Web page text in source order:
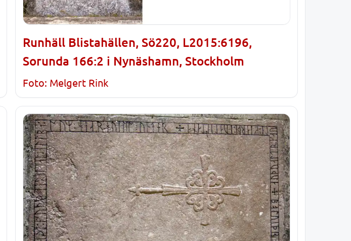
Runhäll Blistahällen, Sö220, L2015:6196,
Sorunda 166:2 i Nynäshamn, Stockholm
Foto: Melgert Rink